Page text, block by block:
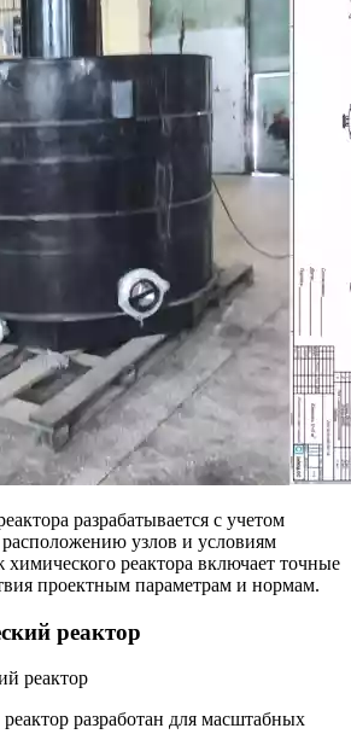
разрабатывается с учетом
узлов и условиям
химического реактора включает точные
проектным параметрам и нормам.
реактор
разработан для масштабных